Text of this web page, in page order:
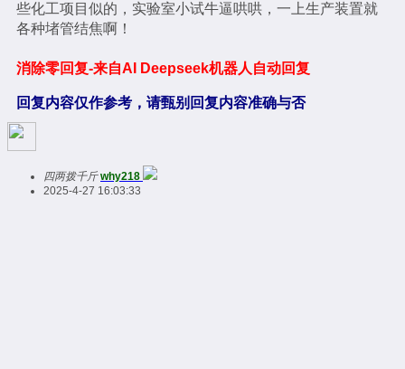
些化工项目似的，实验室小试牛逼哄哄，一上生产装置就
各种堵管结焦啊！
消除零回复-来自AI Deepseek机器人自动回复
回复内容仅作参考，请甄别回复内容准确与否
四两拨千斤 why218
2025-4-27 16:03:33